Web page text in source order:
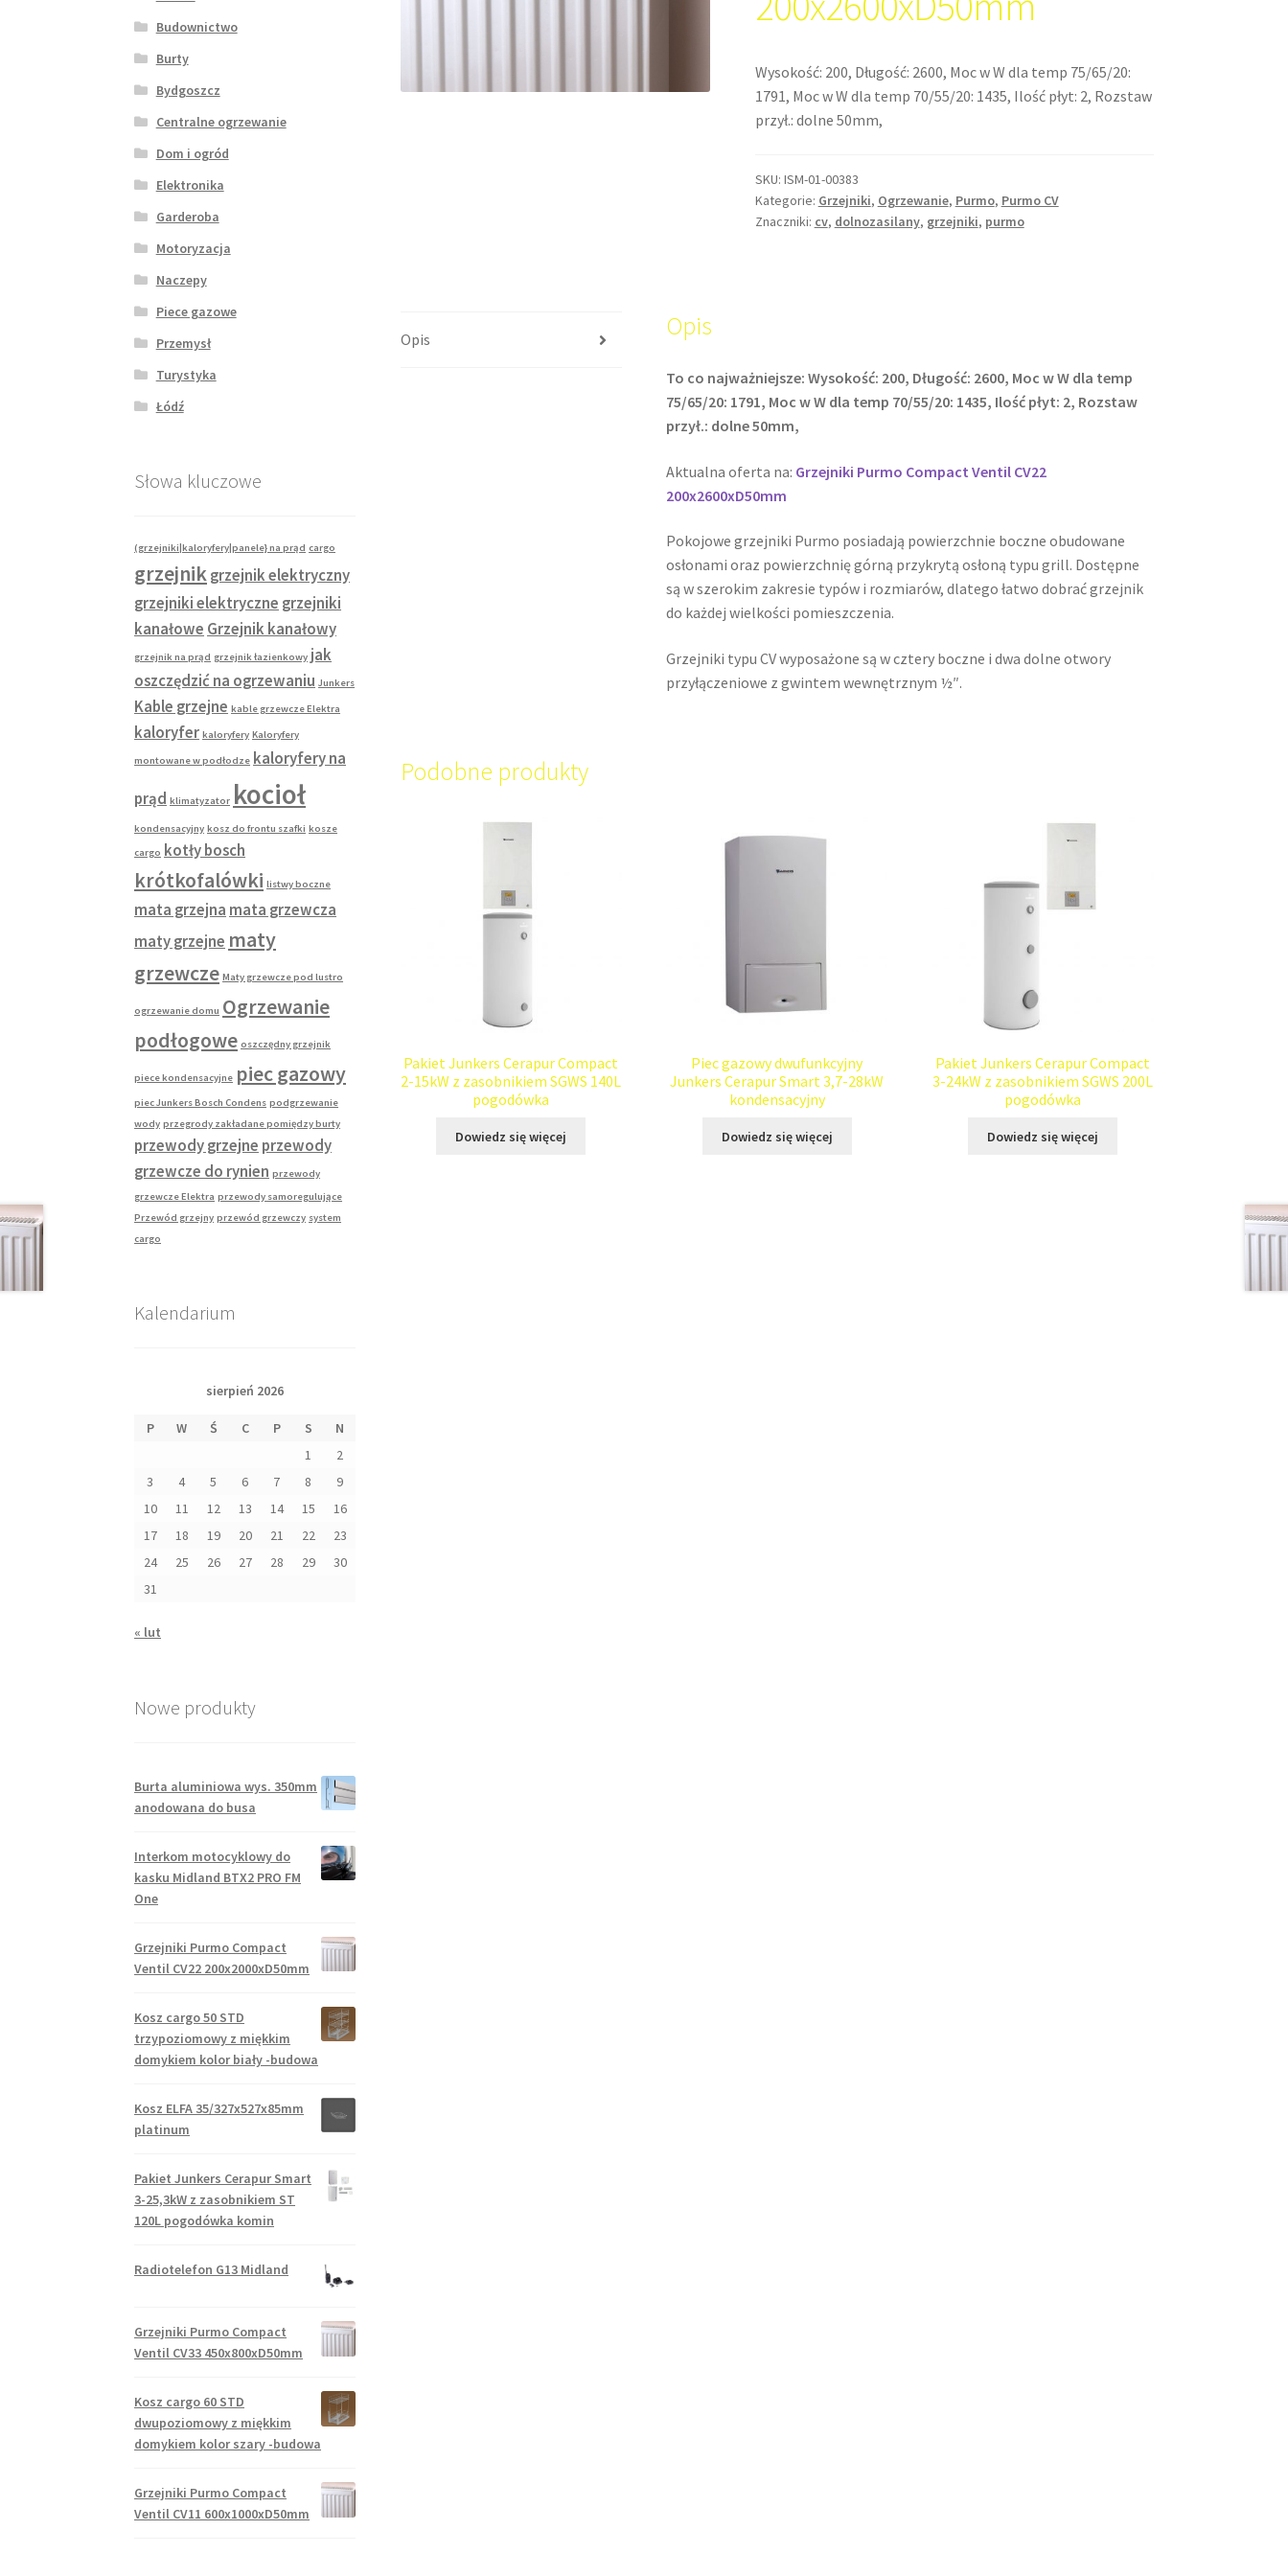
Wysokość: 200, Długość: 2600, Moc w W dla temp 75/65/20:
1791, Moc w W dla temp 70/55/20: 1435, Ilość płyt: 2, Rozstaw
przył.: dolne 50mm,
SKU: ISM-01-00383
Kategorie: Grzejniki, Ogrzewanie, Purmo, Purmo CV
Znaczniki: cv, dolnozasilany, grzejniki, purmo
Opis Opis
To co najważniejsze: Wysokość: 200, Długość: 2600, Moc w W dla temp
75/65/20: 1791, Moc w W dla temp 70/55/20: 1435, Ilość płyt: 2, Rozstaw
przył.: dolne 50mm,
Aktualna oferta na: Grzejniki Purmo Compact Ventil CV22
200x2600xD50mm
Pokojowe grzejniki Purmo posiadają powierzchnie boczne obudowane
osłonami oraz powierzchnię górną przykrytą osłoną typu grill. Dostępne
są w szerokim zakresie typów i rozmiarów, dlatego łatwo dobrać grzejnik
do każdej wielkości pomieszczenia.
Grzejniki typu CV wyposażone są w cztery boczne i dwa dolne otwory
przyłączeniowe z gwintem wewnętrznym ½″.
Podobne produkty
Pakiet Junkers Cerapur Compact
2-15kW z zasobnikiem SGWS 140L
pogodówka
Dowiedz się więcej
Piec gazowy dwufunkcyjny
Junkers Cerapur Smart 3,7-28kW
kondensacyjny
Dowiedz się więcej
Pakiet Junkers Cerapur Compact
3-24kW z zasobnikiem SGWS 200L
pogodówka
Dowiedz się więcej
Budownictwo
Burty
Bydgoszcz
Centralne ogrzewanie
Dom i ogród
Elektronika
Garderoba
Motoryzacja
Naczepy
Piece gazowe
Przemysł
Turystyka
Łódź
Słowa kluczowe
(grzejniki|kaloryfery|panele} na prąd cargo
grzejnikgrzejnik elektryczny
grzejniki elektryczne grzejniki
kanałowe Grzejnik kanałowy
grzejnik na prąd grzejnik łazienkowy jak
oszczędzić na ogrzewaniu Junkers
Kable grzejne kable grzewcze Elektra
kaloryfer kaloryfery Kaloryfery
montowane w podłodze kaloryfery na
prąd klimatyzator kocioł
kondensacyjny kosz do frontu szafki kosze
cargo kotły bosch
krótkofalówki listwy boczne
mata grzejna mata grzewcza
maty grzejne maty
grzewcze Maty grzewcze pod lustro
ogrzewanie domu Ogrzewanie
podłogowe oszczędny grzejnik
piece kondensacyjne piec gazowy
piec Junkers Bosch Condens podgrzewanie
wody przegrody zakładane pomiędzy burty
przewody grzejne przewody
grzewcze do rynien przewody
grzewcze Elektra przewody samoregulujące
Przewód grzejny przewód grzewczy system
cargo
Kalendarium
sierpień 2026
P W Ś C P S
N
1
2
3
4 5 6 7 8
9
10
11 12 13 14 15
16
17
18 19 20 21 22
23
24
25 26 27 28 29
30
31
« lut
Nowe produkty
Burta aluminiowa wys. 350mm
anodowana do busa
Interkom motocyklowy do
kasku Midland BTX2 PRO FM
One
Grzejniki Purmo Compact
Ventil CV22 200x2000xD50mm
Kosz cargo 50 STD
trzypoziomowy z miękkim
domykiem kolor biały -budowa
Kosz ELFA 35/327x527x85mm
platinum
Pakiet Junkers Cerapur Smart
3-25,3kW z zasobnikiem ST
120L pogodówka komin
Radiotelefon G13 Midland
Grzejniki Purmo Compact
Ventil CV33 450x800xD50mm
Kosz cargo 60 STD
dwupoziomowy z miękkim
domykiem kolor szary -budowa
Grzejniki Purmo Compact
Ventil CV11 600x1000xD50mm